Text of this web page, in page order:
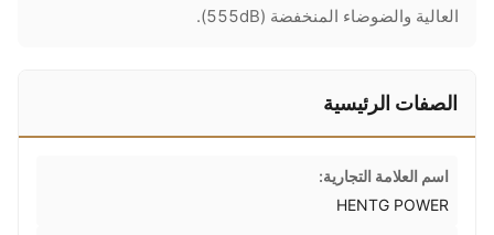
العالية والضوضاء المنخفضة (555dB).
الصفات الرئيسية
اسم العلامة التجارية:
HENTG POWER